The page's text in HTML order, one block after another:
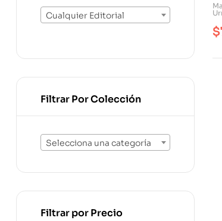
$
Cualquier Editorial
Filtrar Por Colección
Selecciona una categoría
Filtrar por Precio